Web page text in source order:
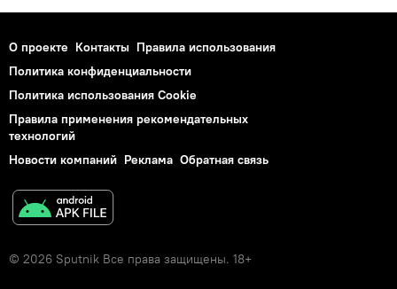
О проекте Контакты Правила использования
Политика конфиденциальности
Политика использования Cookie
Правила применения рекомендательных
технологий
Новости компаний Реклама Обратная связь
© 2026 Sputnik Все права защищены. 18+